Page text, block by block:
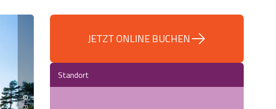
©
JETZT ONLINE BUCHEN
Standort